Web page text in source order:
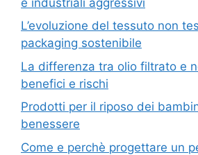
L’evoluzione del tessuto non
packaging sostenibile
La differenza tra olio filtrato e
benefici e rischi
Prodotti per il riposo dei
benessere
Come e perchè progettare un